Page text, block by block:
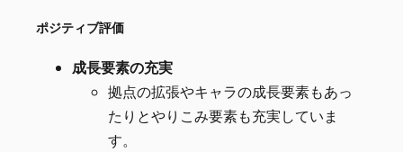
ポジティブ評価
成長要素の充実
拠点の拡張やキャラの成長要素もあっ
たりとやりこみ要素も充実していま
す。